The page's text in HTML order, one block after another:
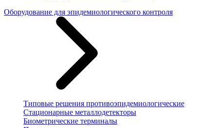
Оборудование для эпидемиологического контроля
Типовые решения противоэпидемиологические
Стационарные металлодетекторы
Биометрические терминалы